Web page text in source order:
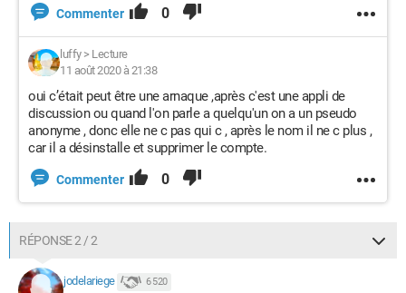
Commenter 0
luffy> Lecture
11 août 2020 à 21:38
oui c’était peut être une arnaque ,après c'est une appli de
discussion ou quand l'on parle a quelqu'un on a un pseudo
anonyme , donc elle ne c pas qui c , après le nom il ne c plus ,
car il a désinstalle et supprimer le compte.
Commenter 0
RÉPONSE 2 / 2
jodelariege 6 520